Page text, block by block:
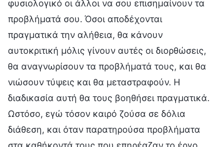
φυσιολογικό οι άλλοι να σου επισημαίνουν τα
προβλήματά σου. Όσοι αποδέχονται
πραγματικά την αλήθεια, θα κάνουν
αυτοκριτική μόλις γίνουν αυτές οι διορθώσεις,
θα αναγνωρίσουν τα προβλήματά τους, και θα
νιώσουν τύψεις και θα μεταστραφούν. Η
διαδικασία αυτή θα τους βοηθήσει πραγματικά.
Ωστόσο, εγώ τόσον καιρό ζούσα σε δόλια
διάθεση, και όταν παρατηρούσα προβλήματα